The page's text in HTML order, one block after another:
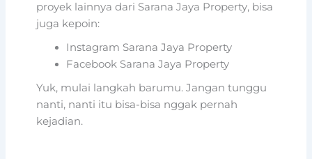
proyek lainnya dari Sarana Jaya Property, bisa
juga kepoin:
Instagram Sarana Jaya Property
Facebook Sarana Jaya Property
Yuk, mulai langkah barumu. Jangan tunggu
nanti, nanti itu bisa-bisa nggak pernah
kejadian.